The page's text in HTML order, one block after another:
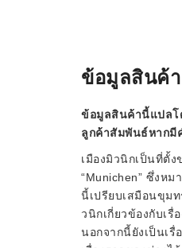
ข้อมูลสินค้า
ข้อมูลสินค้านี้แปลโ
ลูกค้าสัมพันธ์หากมี
เมืองมิวนิกเป็นที่ตั้
“Munichen” ซึ่งหม
นี้เปรียบเสมือนขุม
วนิกเกี่ยวข้องกับเ
นอกจากนี้ยังเป็นเ